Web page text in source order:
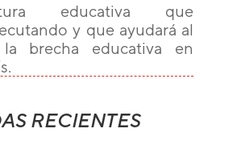
educativa que
y que ayudará al
brecha educativa en
RECIENTES